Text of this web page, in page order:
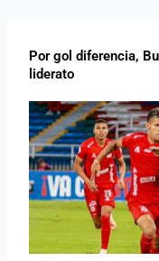
Por gol diferencia,
liderato